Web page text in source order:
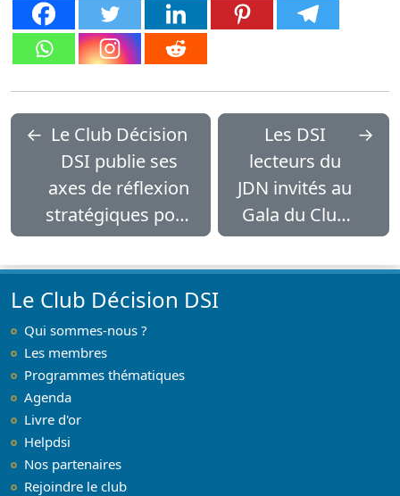
← Le Club Décision
DSI publie ses
axes de réflexion
stratégiques pour
2017
Les DSI
lecteurs du
JDN invités au
Gala du Club
Décision DSI
→
Le Club Décision DSI
Qui sommes-nous ?
Les membres
Programmes thématiques
Agenda
Livre d'or
Helpdsi
Nos partenaires
Rejoindre le club